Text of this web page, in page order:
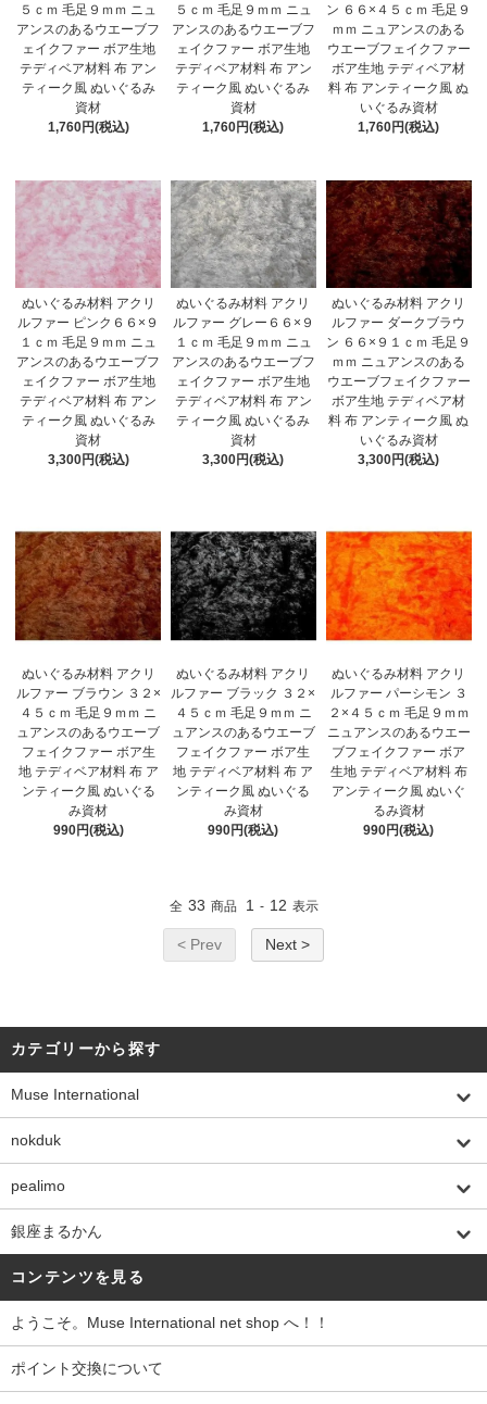
５ｃｍ 毛足９ｍｍ ニュ
アンスのあるウエーブフ
ェイクファー ボア生地
テディベア材料 布 アン
ティーク風 ぬいぐるみ
資材
1,760円(税込)
５ｃｍ 毛足９ｍｍ ニュ
アンスのあるウエーブフ
ェイクファー ボア生地
テディベア材料 布 アン
ティーク風 ぬいぐるみ
資材
1,760円(税込)
ン ６６×４５ｃｍ 毛足９
ｍｍ ニュアンスのある
ウエーブフェイクファー
ボア生地 テディベア材
料 布 アンティーク風 ぬ
いぐるみ資材
1,760円(税込)
ぬいぐるみ材料 アクリ
ルファー ピンク６６×９
１ｃｍ 毛足９ｍｍ ニュ
アンスのあるウエーブフ
ェイクファー ボア生地
テディベア材料 布 アン
ティーク風 ぬいぐるみ
資材
3,300円(税込)
ぬいぐるみ材料 アクリ
ルファー グレー６６×９
１ｃｍ 毛足９ｍｍ ニュ
アンスのあるウエーブフ
ェイクファー ボア生地
テディベア材料 布 アン
ティーク風 ぬいぐるみ
資材
3,300円(税込)
ぬいぐるみ材料 アクリ
ルファー ダークブラウ
ン ６６×９１ｃｍ 毛足９
ｍｍ ニュアンスのある
ウエーブフェイクファー
ボア生地 テディベア材
料 布 アンティーク風 ぬ
いぐるみ資材
3,300円(税込)
ぬいぐるみ材料 アクリ
ルファー ブラウン ３２×
４５ｃｍ 毛足９ｍｍ ニ
ュアンスのあるウエーブ
フェイクファー ボア生
地 テディベア材料 布 ア
ンティーク風 ぬいぐる
み資材
990円(税込)
ぬいぐるみ材料 アクリ
ルファー ブラック ３２×
４５ｃｍ 毛足９ｍｍ ニ
ュアンスのあるウエーブ
フェイクファー ボア生
地 テディベア材料 布 ア
ンティーク風 ぬいぐる
み資材
990円(税込)
ぬいぐるみ材料 アクリ
ルファー パーシモン ３
２×４５ｃｍ 毛足９ｍｍ
ニュアンスのあるウエー
ブフェイクファー ボア
生地 テディベア材料 布
アンティーク風 ぬいぐ
るみ資材
990円(税込)
全 33 商品 1 - 12 表示
< Prev Next >
カテゴリーから探す
Muse International
nokduk
pealimo
銀座まるかん
コンテンツを見る
ようこそ。Muse International net shop へ！！
ポイント交換について